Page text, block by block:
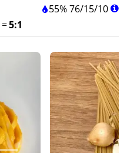
55%76/15/10
=5:1